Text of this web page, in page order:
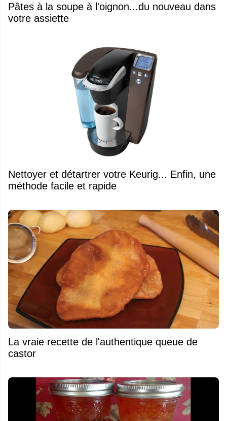
Pâtes à la soupe à l'oignon...du nouveau dans
votre assiette
Nettoyer et détartrer votre Keurig... Enfin, une
méthode facile et rapide
La vraie recette de l'authentique queue de
castor